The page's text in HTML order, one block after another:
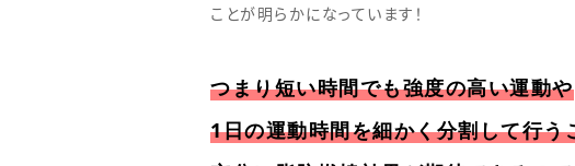
ことが明らかになっています！
つまり短い時間でも強度の高い運動や
1日の運動時間を細かく分割して行う